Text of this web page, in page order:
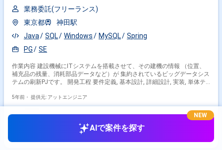
業務委託(フリーランス)
東京都
神田駅
Java
SQL Windows MySQL
Spring
PG
SE
作業内容 建設機械にITシステムを搭載させて、その建機の情報 （位置、
補充品の残量、消耗部品データなど）が 集約されているビッグデータシス
テムの刷新PJです。 開発工程 要件定義, 基本設計, 詳細設計, 実装, 単体テ
5年前・ 提供元: アットエンジニア
AIで案件を探す
NEW